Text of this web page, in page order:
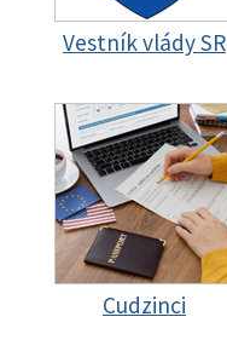
Vestník vlády SR
Cudzinci